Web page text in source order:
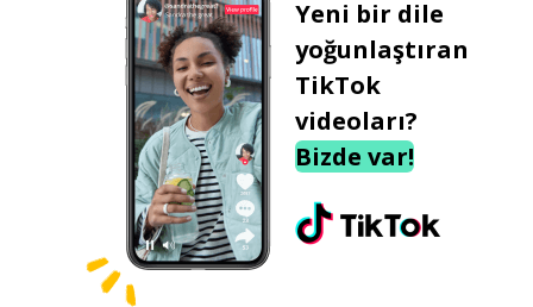
Yeni bir dile
yoğunlaştıran
TikTok
videoları?
Bizde var!